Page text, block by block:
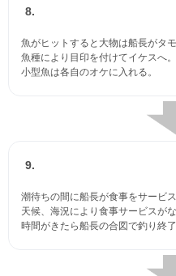
8.
魚がヒットすると大物は船長がタモ
魚種により目印を付けてイケスへ。
小型魚は各自のオケに入れる。
9.
潮待ちの間に船長が食事をサービス
天候、海況により食事サービスがな
時間がきたら船長の合図で釣り終了